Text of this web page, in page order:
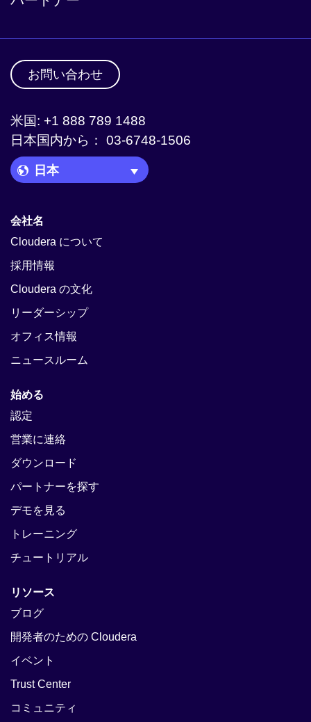
お問い合わせ
米国: +1 888 789 1488
日本国内から： 03-6748-1506
Language Picker
会社名
Cloudera について
採用情報
Cloudera の文化
リーダーシップ
オフィス情報
ニュースルーム
始める
認定
営業に連絡
ダウンロード
パートナーを探す
デモを見る
トレーニング
チュートリアル
リソース
ブログ
開発者のための Cloudera
イベント
Trust Center
コミュニティ